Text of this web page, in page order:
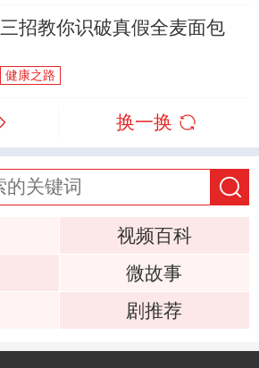
三招教你识破真假全麦面包
健康之路
换一换
视频百科
微故事
剧推荐